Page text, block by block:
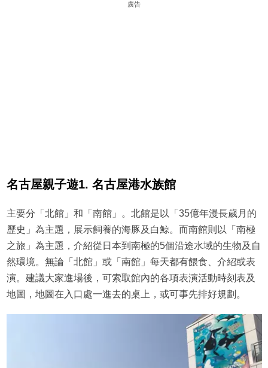
廣告
名古屋親子遊1. 名古屋港水族館
主要分「北館」和「南館」。北館是以「35億年漫長歲月的
歷史」為主題，展示飼養的海豚及白鯨。而南館則以「南極
之旅」為主題，介紹從日本到南極的5個沿途水域的生物及自
然環境。無論「北館」或「南館」每天都有餵食、介紹或表
演。建議大家進場後，可索取館內的各項表演活動時刻表及
地圖，地圖在入口處一進去的桌上，或可事先排好規劃。